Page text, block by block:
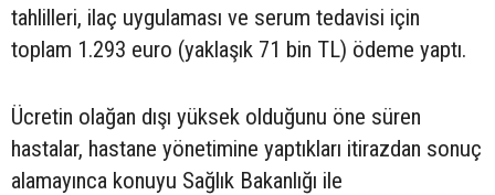
tahlilleri, ilaç uygulaması ve serum tedavisi için
toplam 1.293 euro (yaklaşık 71 bin TL) ödeme yaptı.
Ücretin olağan dışı yüksek olduğunu öne süren
hastalar, hastane yönetimine yaptıkları itirazdan sonuç
alamayınca konuyu Sağlık Bakanlığı ile